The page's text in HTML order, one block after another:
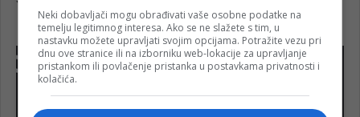
Neki dobavljači mogu obrađivati vaše osobne podatke na
temelju legitimnog interesa. Ako se ne slažete s tim, u
nastavku možete upravljati svojim opcijama. Potražite vezu pri
dnu ove stranice ili na izborniku web-lokacije za upravljanje
pristankom ili povlačenje pristanka u postavkama privatnosti i
kolačića.